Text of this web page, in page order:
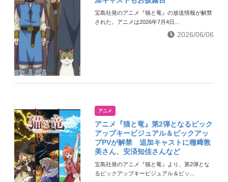
宝島社発のアニメ『猫と竜』の放送情報が解禁
された。アニメは2026年7月4日...
2026/06/06
アニメ
アニメ『猫と竜』第2弾となるピック
アップキービジュアル＆ピックアッ
プPVが解禁 追加キャストに種﨑敦
美さん、安済知佳さんなど
宝島社発のアニメ『猫と竜』より、第2弾とな
るピックアップキービジュアル＆ピッ...